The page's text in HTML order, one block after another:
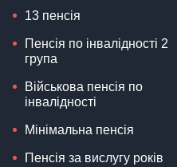
13 пенсія
Пенсія по інвалідності 2
група
Військова пенсія по
інвалідності
Мінімальна пенсія
Пенсія за вислугу років